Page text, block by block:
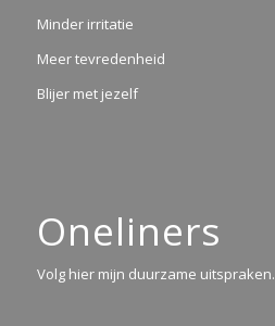
Minder irritatie
Meer tevredenheid
Blijer met jezelf
Oneliners
Volg hier mijn duurzame uitspraken.